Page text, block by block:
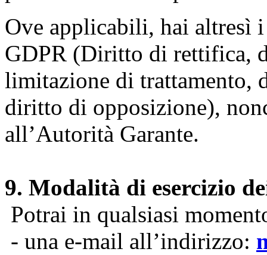
Ove applicabili, hai
GDPR (Diritto di rettifica,
limitazione di trattamento,
diritto di opposizione),
all’Autorità Garante.
9. Modalità di esercizio
Potrai in qualsiasi
- una e-mail all’indirizzo: